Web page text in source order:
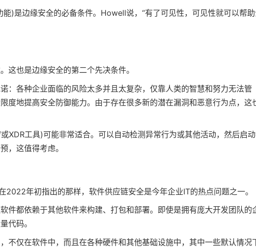
)是边缘安全的必备条件。Howell说，“有了可见性，可见性就可以帮
这也是边缘安全的第二个先决条件。
：各种企业面临的风险太多并且太复杂，仅靠人类的智慧和努力无法管
度地提高安全防御能力。由于存在很多新的潜在漏洞和恶意行为点，这
XDR工具)可能非常适合。可以自动检测异常行为或其他活动，然后启
，这值得考虑。
年初指出的那样，软件供应链安全是今年企业IT的热点问题之一。
件都依赖于其他软件来构建、打包和部署。即使是拥有庞大开发团队的
代码。
不仅在软件中，而且在各种硬件和其他基础设施中，其中一些默认情况